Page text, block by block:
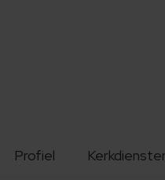
Profiel